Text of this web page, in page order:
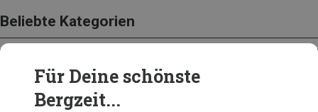
Beliebte Kategorien
BEKLEIDUNG
Für Deine schönste
Bergzeit...